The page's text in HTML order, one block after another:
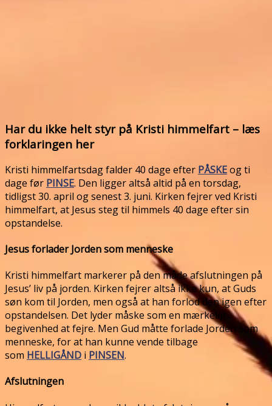
Har du ikke helt styr på Kristi himmelfart – læs
forklaringen her
Kristi himmelfartsdag falder 40 dage efter PÅSKEog ti
dage før PINSE. Den ligger altså altid på en torsdag,
tidligst 30. april og senest 3. juni. Kirken fejrer ved Kristi
himmelfart, at Jesus steg til himmels 40 dage efter sin
opstandelse.
Jesus forlader Jorden som menneske
Kristi himmelfart markerer på den måde afslutningen på
Jesus’ liv på jorden. Kirken fejrer altså ikke kun, at Guds
søn kom til Jorden, men også at han forlod den igen efter
opstandelsen. Det lyder måske som en mærkelig
begivenhed at fejre. Men Gud måtte forlade Jorden som
menneske, for at han kunne vende tilbage
som HELLIGÅND i PINSEN.
Afslutningen